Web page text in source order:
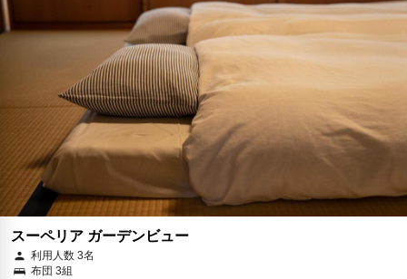
スーペリア ガーデンビュー
利用人数 3名
布団 3組